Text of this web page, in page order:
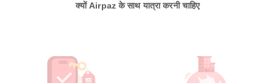
क्यों Airpaz के साथ यात्रा करनी चाहिए